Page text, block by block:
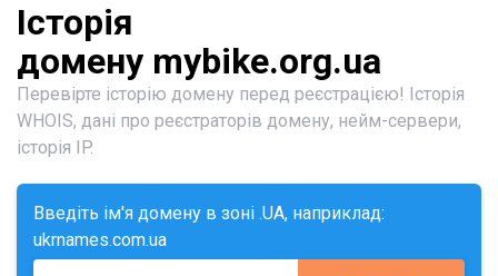
Історія
домену mybike.org.ua
Перевірте історію домену перед реєстрацією! Історія
WHOIS, дані про реєстраторів домену, нейм-сервери,
історія IP.
Введіть ім'я домену в зоні .UA, наприклад:
ukrnames.com.ua